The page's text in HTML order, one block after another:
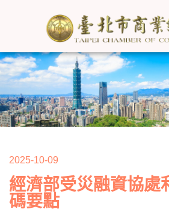
2025-10-09
經濟部受災融資協處
碼要點